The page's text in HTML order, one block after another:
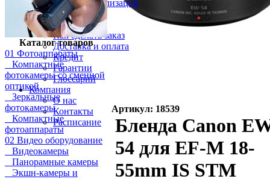
Выкуп и реализация
Покупателям
Акции
Как сделать заказ
Доставка и оплата
Кредит
Гарантии
Глоссарий
Компания
О нас
Контакты
Расписание
Каталог товаров
01 Фотоаппараты
Компактные
фотокамеры со сменной
оптикой
Зеркальные
фотокамеры
Компактные
фотоаппараты
02 Видео оборудование
Видеокамеры
Панорамные камеры
Экшн-камеры и
Артикул: 18539
Бленда Canon
54 для EF-M 18-
55mm IS STM